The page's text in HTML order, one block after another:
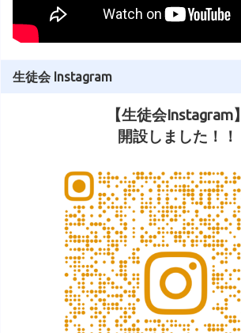
生徒会 Instagram
【生徒会Instagram】
開設しました！！